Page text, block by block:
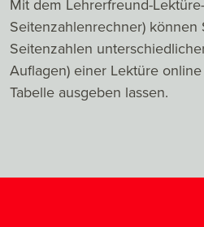
Mit dem Lehrerfreund-
Seitenzahlenrechner) können
Seitenzahlen
Auflagen) einer Lektüre
Tabelle ausgeben lassen.